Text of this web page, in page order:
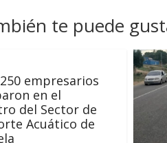
te puede
empresarios
en el
del Sector de
Acuático de